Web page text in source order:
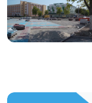
https://t.me/minskctvby